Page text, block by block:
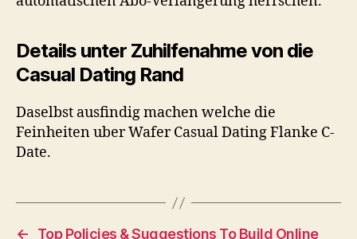
Details unter Zuhilfenahme von die
Casual Dating Rand
Daselbst ausfindig machen welche die
Feinheiten uber Wafer Casual Dating Flanke C-
Date.
←
Top Policies & Suggestions To Build Online